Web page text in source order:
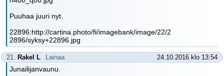
Puuhaa juuri nyt.
22896:http://cartina.photo/fi/imagebank/image/22/2
2896/syksy+22896.jpg
21. Rakel L Lainaa 24.10.2016 klo 13:54
Junailijanvaunu.